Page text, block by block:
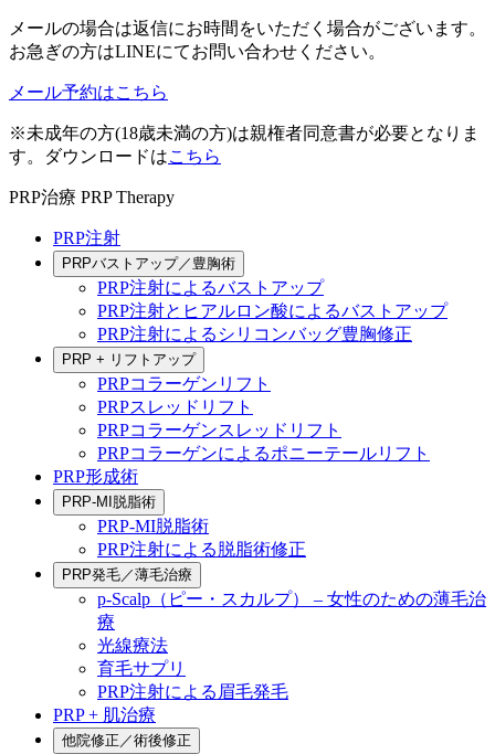
メールの場合は返信にお時間をいただく場合がございます。
お急ぎの方はLINEにてお問い合わせください。
メール予約はこちら
※未成年の方(18歳未満の方)は親権者同意書が必要となりま
す。ダウンロードはこちら
PRP治療 PRP Therapy
PRP注射
PRPバストアップ／豊胸術
PRP注射によるバストアップ
PRP注射とヒアルロン酸によるバストアップ
PRP注射によるシリコンバッグ豊胸修正
PRP + リフトアップ
PRPコラーゲンリフト
PRPスレッドリフト
PRPコラーゲンスレッドリフト
PRPコラーゲンによるポニーテールリフト
PRP形成術
PRP-MI脱脂術
PRP-MI脱脂術
PRP注射による脱脂術修正
PRP発毛／薄毛治療
p-Scalp（ピー・スカルプ） – 女性のための薄毛治
療
光線療法
育毛サプリ
PRP注射による眉毛発毛
PRP + 肌治療
他院修正／術後修正